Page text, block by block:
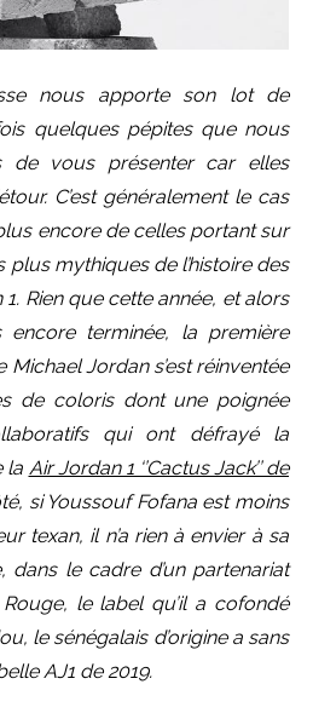
nous apporte son lot de
quelques pépites que nous
de vous présenter car elles
C’est généralement le cas
encore de celles portant sur
plus mythiques de l’histoire des
Rien que cette année, et alors
encore terminée, la première
Jordan s’est réinventée
de coloris dont une poignée
qui ont défrayé la
la Air Jordan 1 ‘’Cactus Jack’’ de
si Youssouf Fofana est moins
texan, il n’a rien à envier à sa
dans le cadre d’un partenariat
le label qu’il a cofondé
le sénégalais d’origine a sans
AJ1 de 2019.